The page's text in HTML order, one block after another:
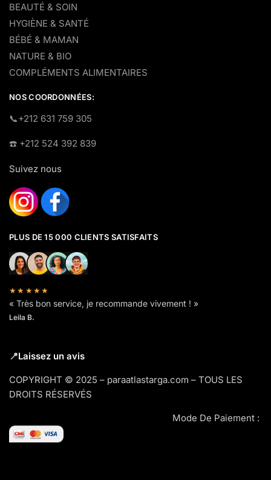
BEAUTÉ & SOIN
HYGIÈNE & SANTÉ
BÉBÉ & MAMAN
NATURE & BIO
COMPLÉMENTS ALIMENTAIRES
NOS COORDONNÉES:
​📞+212 631 759 305
☎️​ +212 524 392 839
Suivez nous
PLUS DE 15 000 CLIENTS SATISFAITS
★★★★★
« Très bon service, je recommande vivement ! »
Leila B.
📍Laissez un avis
COPYRIGHT © 2025 – paraatlastarga.com – TOUS LES
DROITS RÉSERVÉS
Mode De Paiement :